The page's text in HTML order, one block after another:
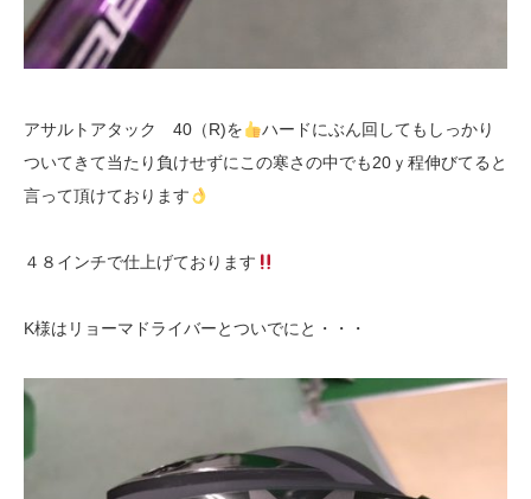
アサルトアタック 40（R)を
ハードにぶん回してもしっかり
ついてきて当たり負けせずにこの寒さの中でも20ｙ程伸びてると
言って頂けております
４８インチで仕上げております
K様はリョーマドライバーとついでにと・・・